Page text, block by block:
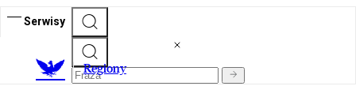
Serwisy
Regiony